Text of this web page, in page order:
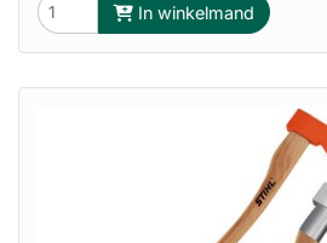
In winkelmand